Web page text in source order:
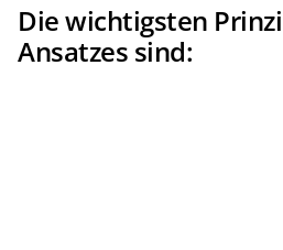
Die wichtigsten
Ansatzes sind: